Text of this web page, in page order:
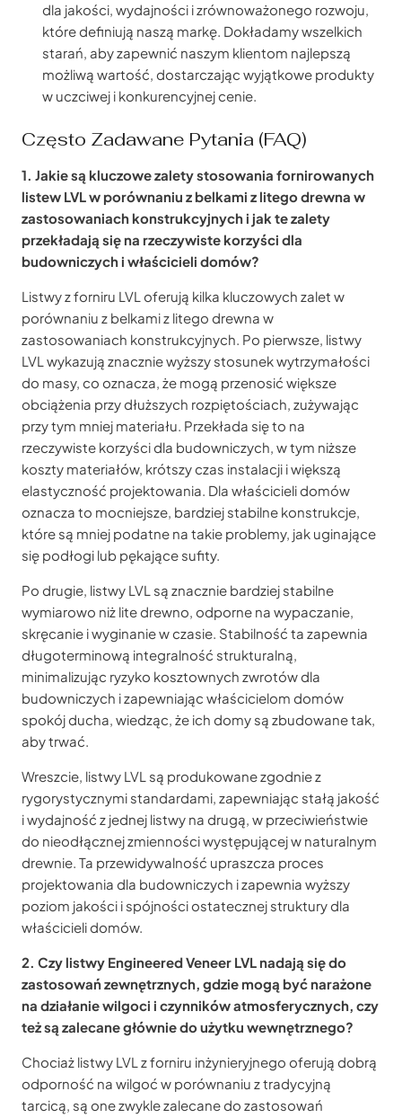
dla jakości, wydajności i zrównoważonego rozwoju,
które definiują naszą markę. Dokładamy wszelkich
starań, aby zapewnić naszym klientom najlepszą
możliwą wartość, dostarczając wyjątkowe produkty
w uczciwej i konkurencyjnej cenie.
Często Zadawane Pytania (FAQ)
1. Jakie są kluczowe zalety stosowania fornirowanych
listew LVL w porównaniu z belkami z litego drewna w
zastosowaniach konstrukcyjnych i jak te zalety
przekładają się na rzeczywiste korzyści dla
budowniczych i właścicieli domów?
Listwy z forniru LVL oferują kilka kluczowych zalet w
porównaniu z belkami z litego drewna w
zastosowaniach konstrukcyjnych. Po pierwsze, listwy
LVL wykazują znacznie wyższy stosunek wytrzymałości
do masy, co oznacza, że mogą przenosić większe
obciążenia przy dłuższych rozpiętościach, zużywając
przy tym mniej materiału. Przekłada się to na
rzeczywiste korzyści dla budowniczych, w tym niższe
koszty materiałów, krótszy czas instalacji i większą
elastyczność projektowania. Dla właścicieli domów
oznacza to mocniejsze, bardziej stabilne konstrukcje,
które są mniej podatne na takie problemy, jak uginające
się podłogi lub pękające sufity.
Po drugie, listwy LVL są znacznie bardziej stabilne
wymiarowo niż lite drewno, odporne na wypaczanie,
skręcanie i wyginanie w czasie. Stabilność ta zapewnia
długoterminową integralność strukturalną,
minimalizując ryzyko kosztownych zwrotów dla
budowniczych i zapewniając właścicielom domów
spokój ducha, wiedząc, że ich domy są zbudowane tak,
aby trwać.
Wreszcie, listwy LVL są produkowane zgodnie z
rygorystycznymi standardami, zapewniając stałą jakość
i wydajność z jednej listwy na drugą, w przeciwieństwie
do nieodłącznej zmienności występującej w naturalnym
drewnie. Ta przewidywalność upraszcza proces
projektowania dla budowniczych i zapewnia wyższy
poziom jakości i spójności ostatecznej struktury dla
właścicieli domów.
2. Czy listwy Engineered Veneer LVL nadają się do
zastosowań zewnętrznych, gdzie mogą być narażone
na działanie wilgoci i czynników atmosferycznych, czy
też są zalecane głównie do użytku wewnętrznego?
Chociaż listwy LVL z forniru inżynieryjnego oferują dobrą
odporność na wilgoć w porównaniu z tradycyjną
tarcicą, są one zwykle zalecane do zastosowań